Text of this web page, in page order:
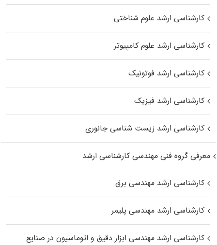
کارشناسی ارشد علوم شناختی
کارشناسی ارشد علوم کامپیوتر
کارشناسی ارشد فوتونیک
کارشناسی ارشد فیزیک
کارشناسی ارشد زیست‌ شناسی جانوری
معرفی گروه فنی مهندسی کارشناسی ارشد
کارشناسی ارشد مهندسی برق
کارشناسی ارشد مهندسی پلیمر
کارشناسی ارشد مهندسی ابزار دقیق و اتوماسیون در صنایع